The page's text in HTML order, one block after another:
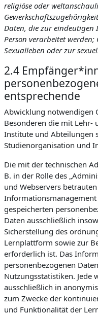
religiöse oder
Daten, die zur
Person verarbeitet
Sexualleben oder zur
2.4
entsprechende
Abwicklung notwendigen
Besonderen die mit Lehr-
Institute und Abteilungen
Studienorganisation und
Die mit der technischen
B. in der Rolle des
und Webservers
gespeicherten
Daten ausschließlich
Sicherstellung des
Lernplattform sowie zur
erforderlich ist. Das
personenbezogenen
Nutzungsstatistiken. Jede
ausschließlich in
zum Zwecke der
und Funktionalität der